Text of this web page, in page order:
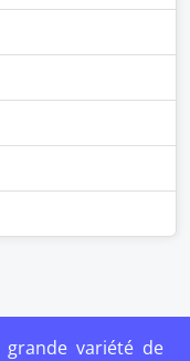
variété de